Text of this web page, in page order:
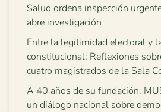
Salud ordena inspección
abre investigación
Entre la legitimidad electoral y
constitucional: Reflexiones
cuatro magistrados de la Sala
A 40 años de su fundación,
un diálogo nacional sobre